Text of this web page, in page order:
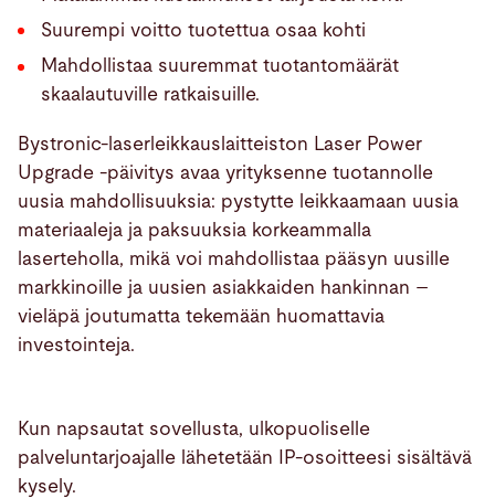
Suurempi voitto tuotettua osaa kohti
Mahdollistaa suuremmat tuotantomäärät
skaalautuville ratkaisuille.
Bystronic-laserleikkauslaitteiston Laser Power
Upgrade -päivitys avaa yrityksenne tuotannolle
uusia mahdollisuuksia: pystytte leikkaamaan uusia
materiaaleja ja paksuuksia korkeammalla
laserteholla, mikä voi mahdollistaa pääsyn uusille
markkinoille ja uusien asiakkaiden hankinnan –
vieläpä joutumatta tekemään huomattavia
investointeja.
Kun napsautat sovellusta, ulkopuoliselle
palveluntarjoajalle lähetetään IP-osoitteesi sisältävä
kysely.